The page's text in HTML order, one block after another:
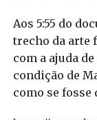
Aos 5:55 do
trecho da arte
com a ajuda
condição de
como se fosse